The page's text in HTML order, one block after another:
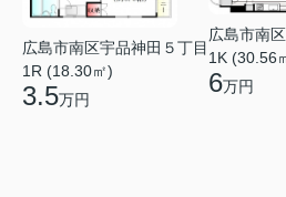
広島市南区宇品神田５丁目
1R (18.30㎡)
3.5万円
広島市南
1K (30.56
6万円